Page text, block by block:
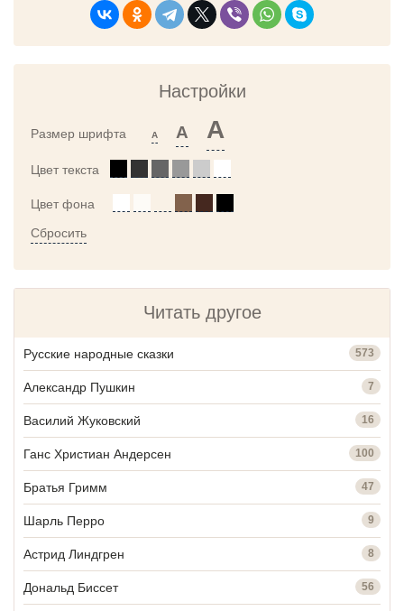
Настройки
Размер шрифта A A A
Цвет текста
Цвет фона
Сбросить
Читать другое
Русские народные сказки 573
Александр Пушкин 7
Василий Жуковский 16
Ганс Христиан Андерсен 100
Братья Гримм 47
Шарль Перро 9
Астрид Линдгрен 8
Дональд Биссет 56